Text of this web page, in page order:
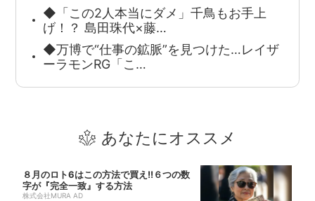
◆「この2人本当にダメ」千鳥もお手上
げ！？ 島田珠代×藤…
◆万博で“仕事の鉱脈”を見つけた…レイザ
ーラモンRG「こ…
あなたにオススメ
８月のロト6はこの方法で買え!!６つの数
字が『完全一致』する方法
株式会社MURA AD